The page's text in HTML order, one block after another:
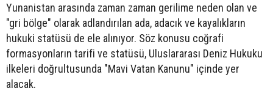
Yunanistan arasında zaman zaman gerilime neden olan ve
"gri bölge" olarak adlandırılan ada, adacık ve kayalıkların
hukuki statüsü de ele alınıyor. Söz konusu coğrafi
formasyonların tarifi ve statüsü, Uluslararası Deniz Hukuku
ilkeleri doğrultusunda "Mavi Vatan Kanunu" içinde yer
alacak.